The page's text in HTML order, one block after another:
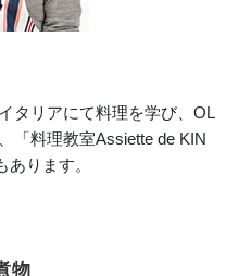
タリアにて料理を学び、OL
「料理教室Assiette de KIN
ります。
物